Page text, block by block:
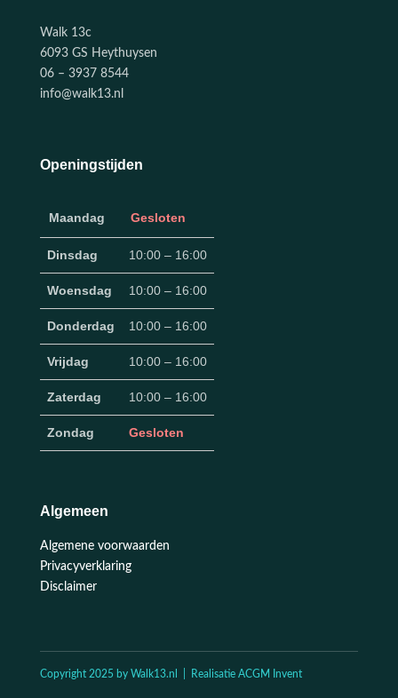
Walk 13c
6093 GS Heythuysen
06 – 3937 8544
info@walk13.nl
Openingstijden
Maandag Gesloten
Dinsdag 10:00 – 16:00
Woensdag 10:00 – 16:00
Donderdag 10:00 – 16:00
Vrijdag 10:00 – 16:00
Zaterdag 10:00 – 16:00
Zondag Gesloten
Algemeen
Algemene voorwaarden
Privacyverklaring
Disclaimer
Copyright 2025 by Walk13.nl | Realisatie ACGM Invent